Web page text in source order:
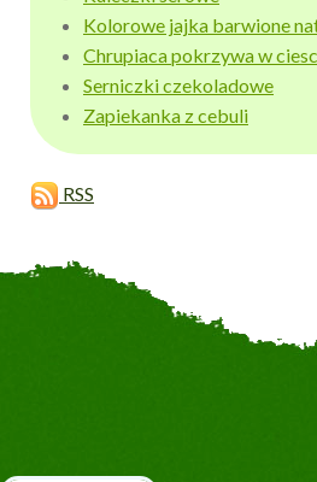
Kolorowe jajka barwione
Chrupiaca pokrzywa w
Serniczki czekoladowe
Zapiekanka z cebuli
RSS